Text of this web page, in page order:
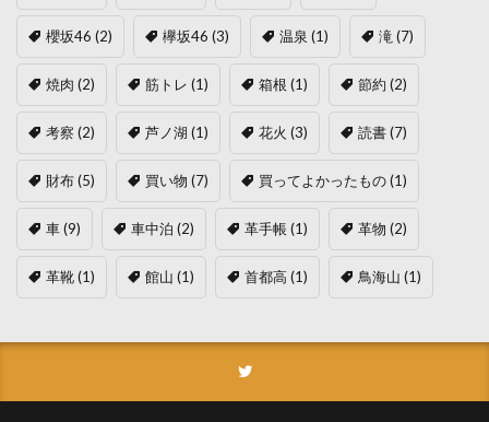
櫻坂46 (2) 欅坂46 (3) 温泉 (1) 滝 (7)
焼肉 (2) 筋トレ (1) 箱根 (1) 節約 (2)
考察 (2) 芦ノ湖 (1) 花火 (3) 読書(7)
財布(5) 買い物 (7) 買ってよかったもの(1)
車(9) 車中泊 (2) 革手帳(1) 革物 (2)
革靴(1) 館山 (1) 首都高(1) 鳥海山 (1)